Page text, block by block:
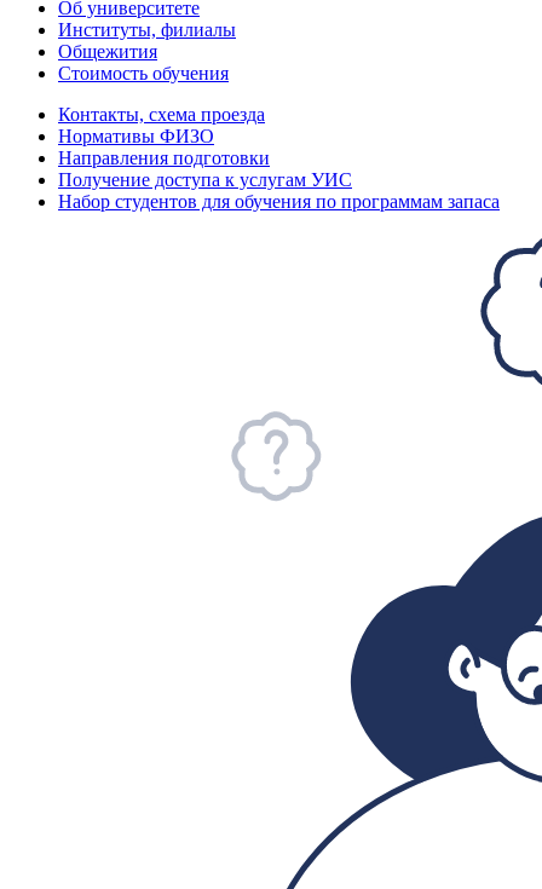
Об университете
Институты, филиалы
Общежития
Стоимость обучения
Контакты, схема проезда
Нормативы ФИЗО
Направления подготовки
Получение доступа к услугам УИС
Набор студентов для обучения по программам запаса